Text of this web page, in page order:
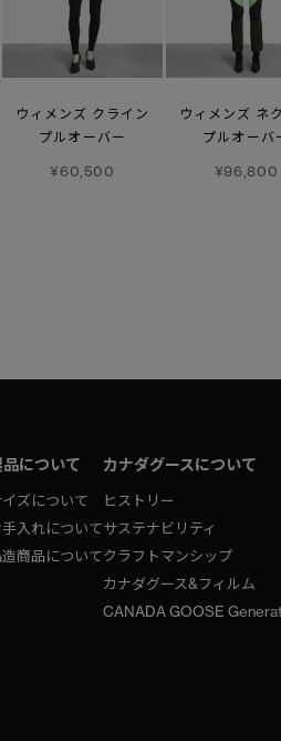
ウィメンズ クライン
プルオーバー
¥60,500
ウィメンズ ネ
プルオーバ
¥96,800
品について
イズについて
手入れについて
商品について
カナダグースについて
ヒストリー
サステナビリティ
クラフトマンシップ
カナダグース&フィルム
CANADA GOOSE